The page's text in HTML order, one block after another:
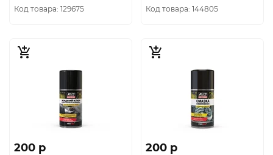
Код товара: 129675 Код товара: 144805
200 p 200 p